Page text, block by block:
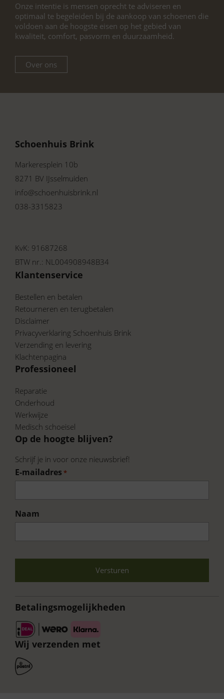
Onze intentie is mensen oprecht te adviseren en
optimaal te begeleiden bij de aankoop van schoenen die
voldoen aan de hoogste eisen op het gebied van
kwaliteit, comfort, pasvorm en duurzaamheid.
Over ons
Schoenhuis Brink
Markeresplein 10b
8271 BV IJsselmuiden
info@schoenhuisbrink.nl
038-3315823
KvK: 91687268
BTW nr.: NL004908948B34
Klantenservice
Bestellen en betalen
Retourneren en terugbetalen
Disclaimer
Privacyverklaring Schoenhuis Brink
Verzending en levering
Klachtenpagina
Professioneel
Reparatie
Onderhoud
Werkwijze
Medisch schoeisel
Op de hoogte blijven?
Schrijf je in voor onze nieuwsbrief!
E-mailadres *
Naam
CAPTCHA
Betalingsmogelijkheden
Wij verzenden met